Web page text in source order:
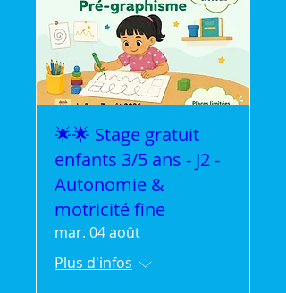
🌟🌟 Stage gratuit
enfants 3/5 ans - J2 -
Autonomie &
motricité fine
mar. 04 août
Plus d'infos